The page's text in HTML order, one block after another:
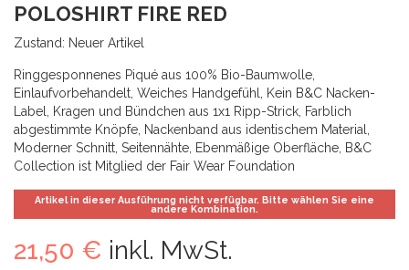
POLOSHIRT FIRE RED
Zustand: Neuer Artikel
Ringgesponnenes Piqué aus 100% Bio-Baumwolle,
Einlaufvorbehandelt, Weiches Handgefühl, Kein B&C Nacken-
Label, Kragen und Bündchen aus 1x1 Ripp-Strick, Farblich
abgestimmte Knöpfe, Nackenband aus identischem Material,
Moderner Schnitt, Seitennähte, Ebenmäßige Oberfläche, B&C
Collection ist Mitglied der Fair Wear Foundation
Artikel in dieser Ausführung nicht verfügbar. Bitte wählen Sie eine
andere Kombination.
21,50 € inkl. MwSt.